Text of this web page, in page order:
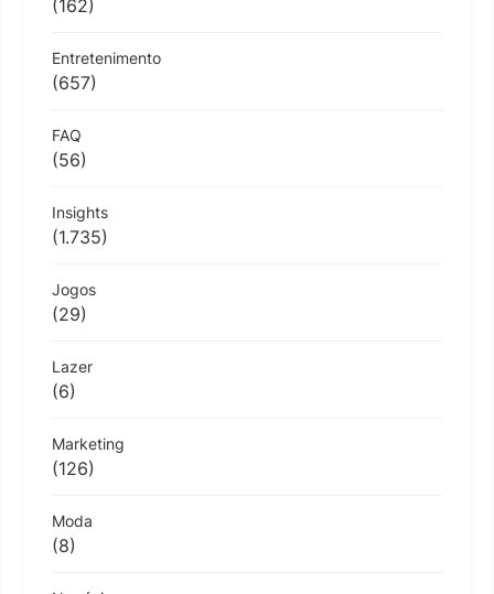
(162)
Entretenimento
(657)
FAQ
(56)
Insights
(1.735)
Jogos
(29)
Lazer
(6)
Marketing
(126)
Moda
(8)